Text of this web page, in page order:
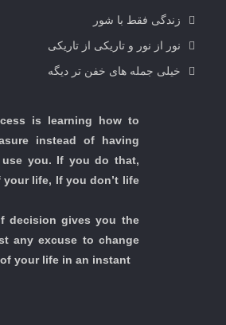
زندگی فقط با شور
نور از نور و تاریکی از تاریکی
خیلی جمله های خفن تر دیگه
is learning how to
instead of having
use you. If you do that,
your life, If you don’t life
decision gives you the
any excuse to change
your life in an instant